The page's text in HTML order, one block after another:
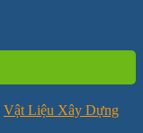
Vật Liệu Xây Dựng